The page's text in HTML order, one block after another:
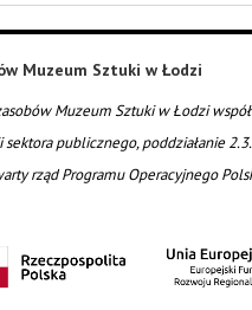
Muzeum Sztuki w Łodzi
Muzeum Sztuki w Łodzi
publicznego, poddziałanie
rząd Programu Operacyjnego